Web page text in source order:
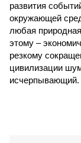
развития
окружающей
любая
этому –
резкому
цивилизации
исчерпывающий.